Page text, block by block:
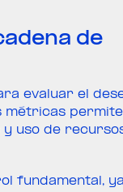
de
evaluar el
métricas
uso de
fundamental,